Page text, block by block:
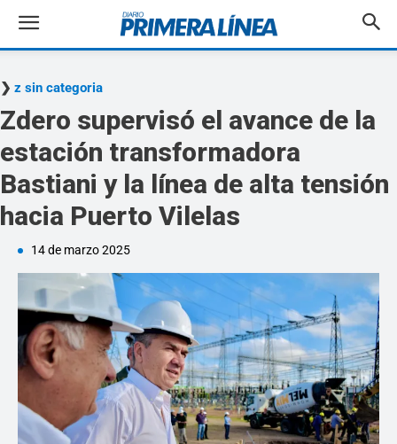
z sin categoria
Zdero supervisó el avance de la
estación transformadora
Bastiani y la línea de alta tensión
hacia Puerto Vilelas
14 de marzo 2025